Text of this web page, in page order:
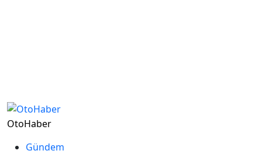
OtoHaber
Gündem